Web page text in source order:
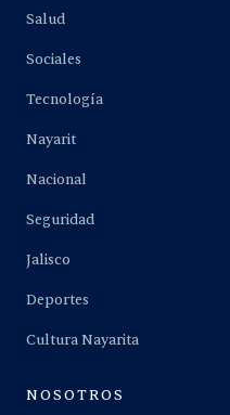
Salud
Sociales
Tecnología
Nayarit
Nacional
Seguridad
Jalisco
Deportes
Cultura Nayarita
NOSOTROS